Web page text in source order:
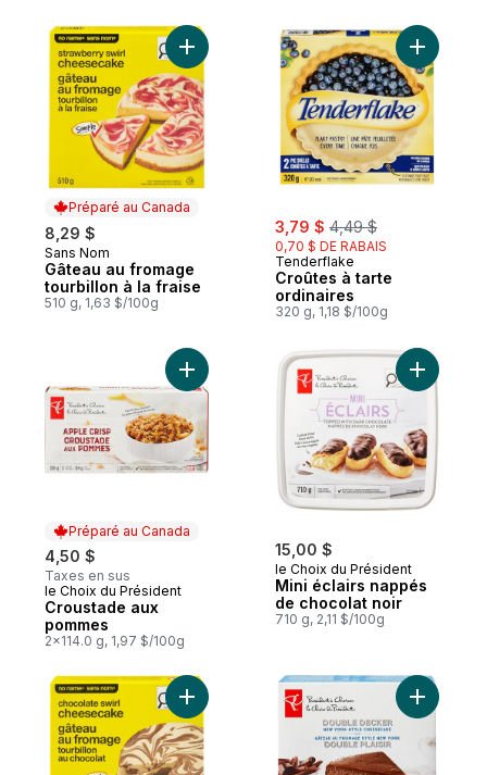
Préparé au Canada
8,29 $
Préparé au Canada
Sans Nom
Gâteau au fromage
tourbillon à la fraise
510 g, 1,63 $/100g
Ajouter Gâteau au fromage tourbillon à la
sale:
3,79 $ , formerly:
4,49 $
0,70 $ DE RABAIS
Tenderflake
Croûtes à tarte
ordinaires
320 g, 1,18 $/100g
Ajouter
Préparé au Canada
4,50 $
Taxes en sus
Préparé au Canada
le Choix du Président
Croustade aux
pommes
2x114.0 g, 1,97 $/100g
Ajouter Croustade aux pommes au panier
15,00 $
le Choix du Président
Mini éclairs nappés
de chocolat noir
710 g, 2,11 $/100g
Ajouter
Ajouter Gâteau au fromage tourbillon au
Ajouter